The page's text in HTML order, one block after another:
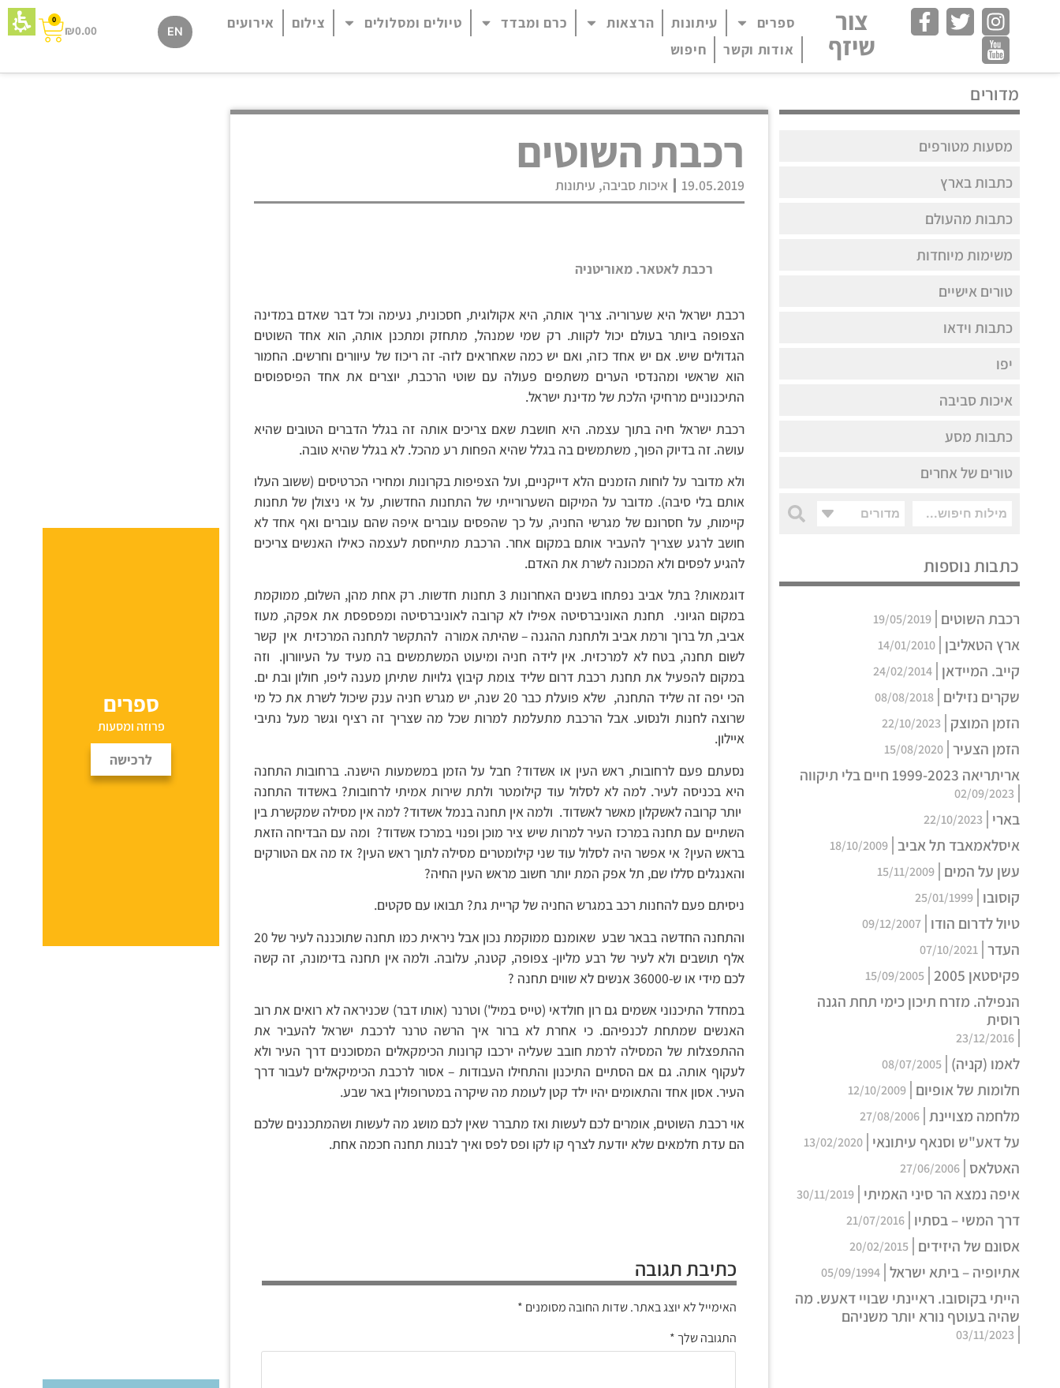
צור
שיזף
פתח תפריט במצב נגיש (התפריט יפתח בחלונית פופ-אפ)
ספרים עיתונות הרצאות כרם ומבדד טיולים ומסלולים צילום
אירועים
אודות וקשר
חיפוש
EN
₪0.00
0
מדורים
מסעות מטורפים
כתבות בארץ
כתבות מהעולם
משימות מיוחדות
טורים אישיים
כתבות וידאו
יפו
איכות סביבה
כתבות מסע
טורים של אחרים
מדורים
כתבות נוספות
רכבת השוטים 19/05/2019
ארץ הטאליבן 14/01/2010
קייב. המיידאן 24/02/2014
שקרים נזילים 08/08/2018
הזמן המוצק 22/10/2023
הזמן הצעיר 15/08/2020
אריתריאה 1999-2023 חיים בלי תיקווה
02/09/2023
בארי 22/10/2023
איסלאמאבד תל אביב 18/10/2009
עשן על המים 15/11/2009
קוסובו 25/01/1999
טיול לדרום הודו 09/12/2007
העדר 07/10/2021
פקיסטאן 2005 15/09/2005
הנפילה. מזרח תיכון כימי תחת הגנה
רוסית
23/12/2016
לאמו (קניה) 08/07/2005
חלומות של אופיום 12/10/2009
מלחמה מצויינת 27/08/2006
על דאע"ש וסנאף עיתונאי 13/02/2020
האטלאס 27/06/2006
איפה נמצא הר סיני האמיתי 30/11/2019
דרך המשי – בסתיו 21/07/2016
אסונם של היזידים 20/02/2015
אתיופיה – ביתא ישראל 05/09/1994
הייתי בקוסובו. ראיינתי שבויי דאעש. מה
שהיה בעוטף נורא יותר משניהם
03/11/2023
רכבת השוטים
19.05.2019 איכות סביבה, עיתונות
רכבת לאטאר. מאוריטניה
רכבת ישראל היא שערוריה. צריך אותה, היא אקולוגית, חסכונית, נעימה וכל דבר שאדם במדינה
הצפופה ביותר בעולם יכול לקוות. רק שמי שמנהל, מתחזק ומתכנן אותה, הוא אחד השוטים
הגדולים שיש. אם יש אחד כזה, ואם יש כמה שאחראים לזה- זה ריכוז של עיוורים וחרשים. החמור
הוא שראשי ומהנדסי הערים משתפים פעולה עם שוטי הרכבת, יוצרים את אחד הפיספוסים
התיכנוניים מרחיקי הלכת של מדינת ישראל.
רכבת ישראל חיה בתוך עצמה. היא חושבת שאם צריכים אותה זה בגלל הדברים הטובים שהיא
עושה. זה בדיוק הפוך, משתמשים בה בגלל שהיא הפחות רע מהכל. לא בגלל שהיא טובה.
ולא מדובר על לוחות הזמנים הלא דייקניים, ועל הצפיפות בקרונות ומחירי הכרטיסים (ששוב העלו
אותם בלי סיבה). מדובר על המיקום השערורייתי של התחנות החדשות, על אי ניצולן של תחנות
קיימות, על חסרונם של מגרשי החניה, על כך שהפסים עוברים איפה שהם עוברים ואף אחד לא
חושב לרגע שצריך להעביר אותם במקום אחר. הרכבת מתייחסת לעצמה כאילו האנשים צריכים
להגיע לפסים ולא המכונה לשרת את האדם.
דוגמאות? בתל אביב נפתחו בשנים האחרונות 3 תחנות חדשות. רק אחת מהן, השלום, ממוקמת
במקום הגיוני.
תחנת האוניברסיטה אפילו לא קרובה לאוניברסיטה ומפספסת את אפקה, מעוז
אביב, תל ברוך ורמת אביב ולתחנת ההגנה – שהיתה אמורה להתקשר לתחנה המרכזית אין קשר
לשום תחנה, בטח לא למרכזית. אין לידה חניה ומיעוט המשתמשים בה מעיד על העיוורון.
וזה
במקום להפעיל את תחנת רכבת דרום שליד צומת קיבוץ גלויות שתיתן מענה ליפו, חולון ובת ים.
הכי יפה זה שליד התחנה,
שלא פועלת כבר 20 שנה, יש מגרש חניה ענק שיכול לשרת את כל מי
שרוצה לחנות ולנסוע. אבל הרכבת מתעלמת למרות שכל מה שצריך זה רציף וגשר מעל נתיבי
איילון.
נסעתם פעם לרחובות, ראש העין או אשדוד? חבל על הזמן במשמעות הישנה. ברחובות התחנה
היא בכניסה לעיר. למה לא לסלול עוד קילומטר ולתת שירות אמיתי לרחובות? באשדוד התחנה
יותר קרובה לאשקלון מאשר לאשדוד. ולמה אין תחנה בנמל אשדוד? למה אין מסילה שמקשרת בין
השתיים עם תחנה במרכז העיר למרות שיש ציר מוכן ופנוי במרכז אשדוד? ומה עם הבדיחה הזאת
בראש העין? אי אפשר היה לסלול עוד שני קילומטרים מסילה לתוך ראש העין? אז מה אם הטורקים
והאנגלים סללו שם, תל אפק המת יותר חשוב מראש העין החיה?
ניסיתם פעם להחנות רכב במגרש החניה של קריית גת? תבואו עם סקטים.
והתחנה החדשה בבאר שבע
שאומנם ממוקמת נכון אבל ניראית כמו תחנה שתוכננה לעיר של 20
אלף תושבים ולא לעיר של רבע מליון- צפופה, קטנה, עלובה. ולמה אין תחנה בדימונה, זה קשה
לכם מידי או ש-36000 אנשים לא שווים תחנה ?
במחדל התיכנוני אשמים גם רון חולדאי (טייס במיל') וטרנר (אותו דבר) שכניראה לא רואים את רוב
האנשים שמתחת לכנפיהם. כי אחרת לא ברור איך הרשה טרנר לרכבת ישראל להעביר את
ההתפצלות של המסילה לרמת חובב שעליה ירכבו קרונות הכימקאלים המסוכנים דרך העיר ולא
לעקוף אותה. גם אם הסתיים התיכנון והתחילו העבודות – אסור לרכבת הכימיקאלים לעבור דרך
העיר. אסון אחד והתאומים יהיו ילד קטן לעומת מה שיקרה במטרופולין באר שבע.
אוי רכבת השוטים, אומרים לכם לעשות ואז מתברר שאין לכם מושג מה לעשות ושהמתכננים שלכם
הם עדת חלמאים שלא יודעת לצרף קו לקו ופס לפס ואיך לבנות תחנה חכמה אחת.
כתיבת תגובה
האימייל לא יוצג באתר. שדות החובה מסומנים *
התגובה שלך *
ספרים
פרוזה ומסעות
לרכישה